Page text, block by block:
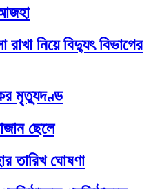
নিয়ে বিদ্যুৎ বিভাগের
মৃত্যুদণ্ড
ছেলে
তারিখ ঘোষণা